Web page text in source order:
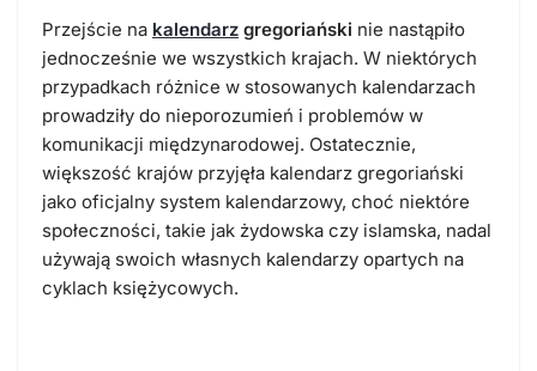
Przejście na kalendarz gregoriański nie nastąpiło
jednocześnie we wszystkich krajach. W niektórych
przypadkach różnice w stosowanych kalendarzach
prowadziły do nieporozumień i problemów w
komunikacji międzynarodowej. Ostatecznie,
większość krajów przyjęła kalendarz gregoriański
jako oficjalny system kalendarzowy, choć niektóre
społeczności, takie jak żydowska czy islamska, nadal
używają swoich własnych kalendarzy opartych na
cyklach księżycowych.